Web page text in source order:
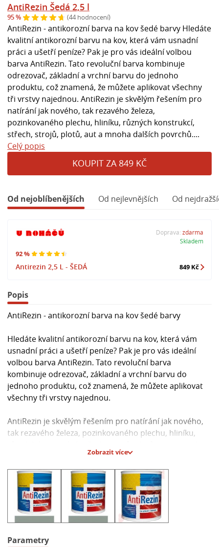
AntiRezin Šedá 2,5 l
95 % (44 hodnocení)
AntiRezin - antikorozní barva na kov šedé barvy Hledáte
kvalitní antikorozní barvu na kov, která vám usnadní
práci a ušetří peníze? Pak je pro vás ideální volbou
barva AntiRezin. Tato revoluční barva kombinuje
odrezovač, základní a vrchní barvu do jednoho
produktu, což znamená, že můžete aplikovat všechny
tři vrstvy najednou. AntiRezin je skvělým řešením pro
natírání jak nového, tak rezavého železa,
pozinkovaného plechu, hliníku, různých konstrukcí,
střech, strojů, plotů, aut a mnoha dalších povrchů....
Celý popis
KOUPIT ZA 849 KČ
Od nejoblíbenějších Od nejlevnějších Od
92 %
Antirezin 2,5 L - ŠEDÁ
Doprava: zdarma
Skladem
849 Kč
Popis
AntiRezin - antikorozní barva na kov šedé barvy
Hledáte kvalitní antikorozní barvu na kov, která vám
usnadní práci a ušetří peníze? Pak je pro vás ideální
volbou barva AntiRezin. Tato revoluční barva
kombinuje odrezovač, základní a vrchní barvu do
jednoho produktu, což znamená, že můžete aplikovat
všechny tři vrstvy najednou.
AntiRezin je skvělým řešením pro natírání jak nového,
tak rezavého železa, pozinkovaného plechu, hliníku,
dalších povrchů. Díky své unikátní formulaci se stala
populární volbou mezi zákazníky, kteří chtějí efektivně
chránit kovové povrchy bez složité přípravy.
Hlavní parametry:
- Odstín: šedý
- Hustota: cca 1,4 – 1,6 g/cm³ při 20°C
Zobrazit více
Parametry